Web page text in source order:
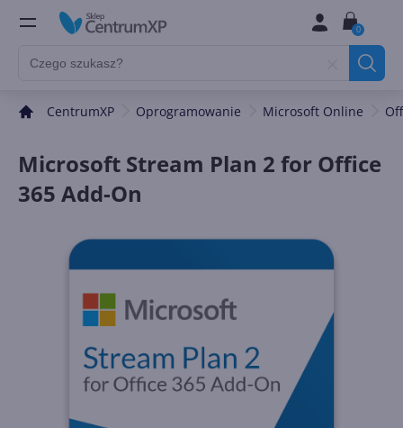
0
CentrumXP Oprogramowanie Microsoft Online
Microsoft Stream Plan 2 for Office
365 Add-On